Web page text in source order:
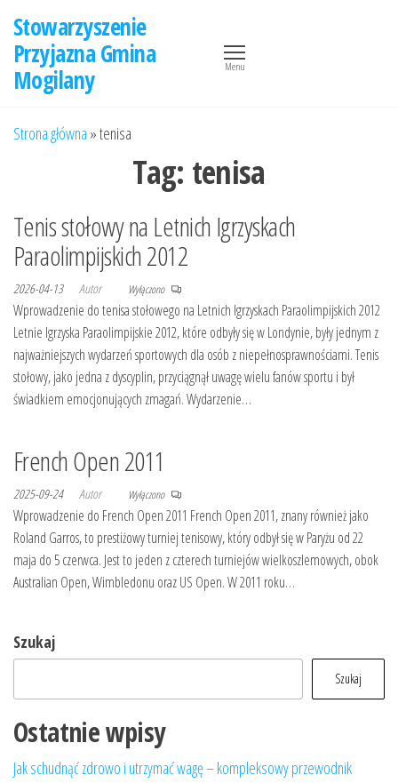
treści
Stowarzyszenie
Przyjazna Gmina
Mogilany
Menu
Strona główna »tenisa
Tag: tenisa
Tenis stołowy na Letnich Igrzyskach
Paraolimpijskich 2012
2026-04-13 Autor Wyłączono
Wprowadzenie do tenisa stołowego na Letnich Igrzyskach Paraolimpijskich 2012
Letnie Igrzyska Paraolimpijskie 2012, które odbyły się w Londynie, były jednym z
najważniejszych wydarzeń sportowych dla osób z niepełnosprawnościami. Tenis
stołowy, jako jedna z dyscyplin, przyciągnął uwagę wielu fanów sportu i był
świadkiem emocjonujących zmagań. Wydarzenie…
French Open 2011
2025-09-24 Autor Wyłączono
Wprowadzenie do French Open 2011 French Open 2011, znany również jako
Roland Garros, to prestiżowy turniej tenisowy, który odbył się w Paryżu od 22
maja do 5 czerwca. Jest to jeden z czterech turniejów wielkoszlemowych, obok
Australian Open, Wimbledonu oraz US Open. W 2011 roku…
Szukaj
Szukaj
Ostatnie wpisy
Jak schudnąć zdrowo i utrzymać wagę – kompleksowy przewodnik